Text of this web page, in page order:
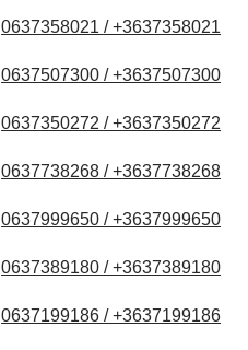
0637358021 / +3637358021
0637507300 / +3637507300
0637350272 / +3637350272
0637738268 / +3637738268
0637999650 / +3637999650
0637389180 / +3637389180
0637199186 / +3637199186